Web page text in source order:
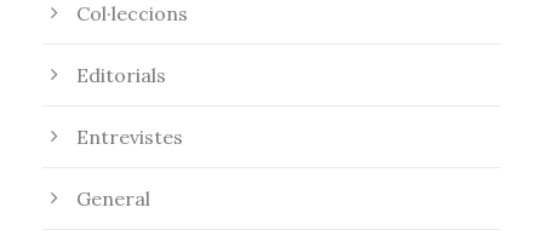
Col·leccions
Editorials
Entrevistes
General